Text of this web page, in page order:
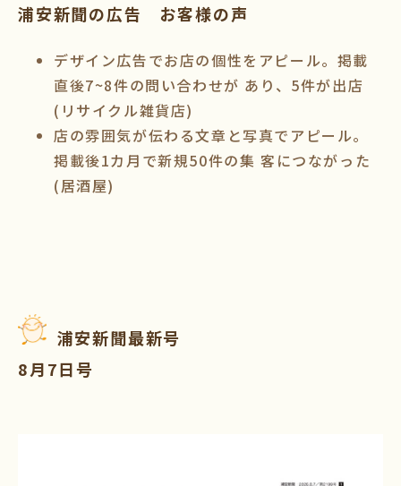
浦安新聞の広告 お客様の声
デザイン広告でお店の個性をアピール。掲載
直後7~8件の問い合わせが あり、5件が出店
(リサイクル雑貨店)
店の雰囲気が伝わる文章と写真でアピール。
掲載後1カ月で新規50件の集 客につながった
(居酒屋)
浦安新聞最新号
8月7日号